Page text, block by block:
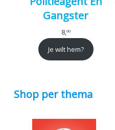
Gangster
8,00
Je wilt hem?
Shop per thema